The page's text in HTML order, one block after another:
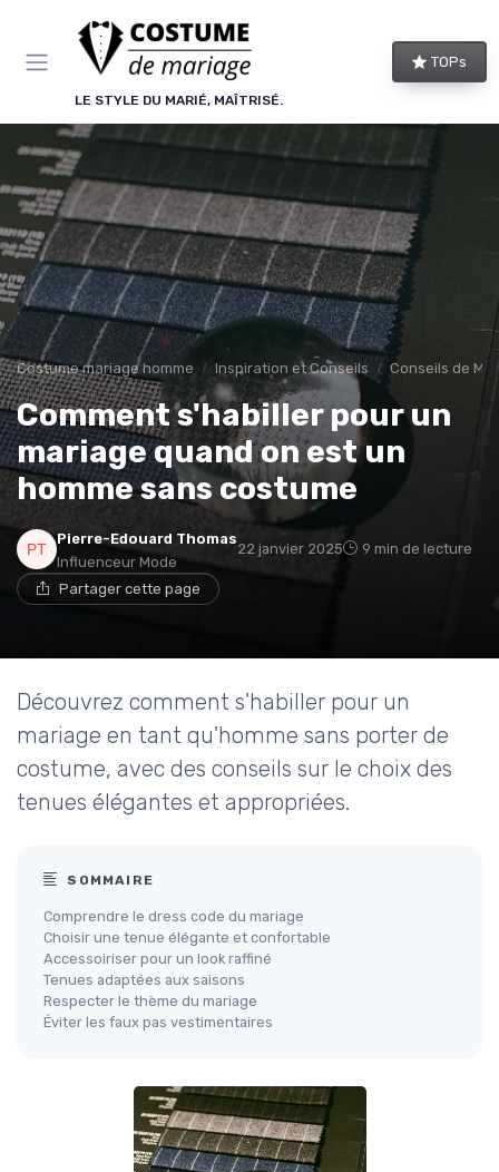
LE STYLE DU MARIÉ, MAÎTRISÉ.
TOPs
Costume mariage homme Inspiration et Conseils Conseils de
Comment s'habiller pour un
mariage quand on est un
homme sans costume
Pierre-Edouard Thomas
Influenceur Mode
22 janvier 2025 9 min de lecture
Partager cette page
Découvrez comment s'habiller pour un
mariage en tant qu'homme sans porter de
costume, avec des conseils sur le choix des
tenues élégantes et appropriées.
SOMMAIRE
Comprendre le dress code du mariage
Choisir une tenue élégante et confortable
Accessoiriser pour un look raffiné
Tenues adaptées aux saisons
Respecter le thème du mariage
Éviter les faux pas vestimentaires